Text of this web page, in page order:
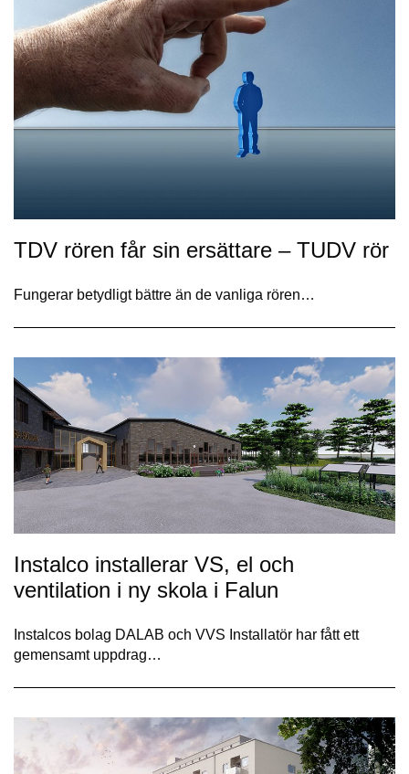
TDV rören får sin ersättare – TUDV rör
Fungerar betydligt bättre än de vanliga rören…
Instalco installerar VS, el och
ventilation i ny skola i Falun
Instalcos bolag DALAB och VVS Installatör har fått ett
gemensamt uppdrag…